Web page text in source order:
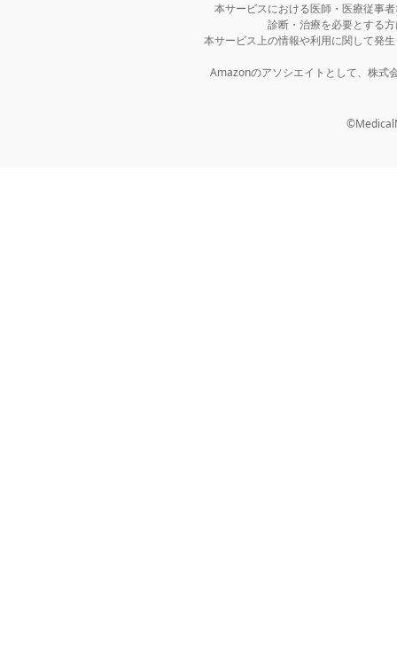
本サービスにおける医師・医療従事
診断・治療を必要とする
本サービス上の情報や利用に関して発
Amazonのアソシエイトとして、株式